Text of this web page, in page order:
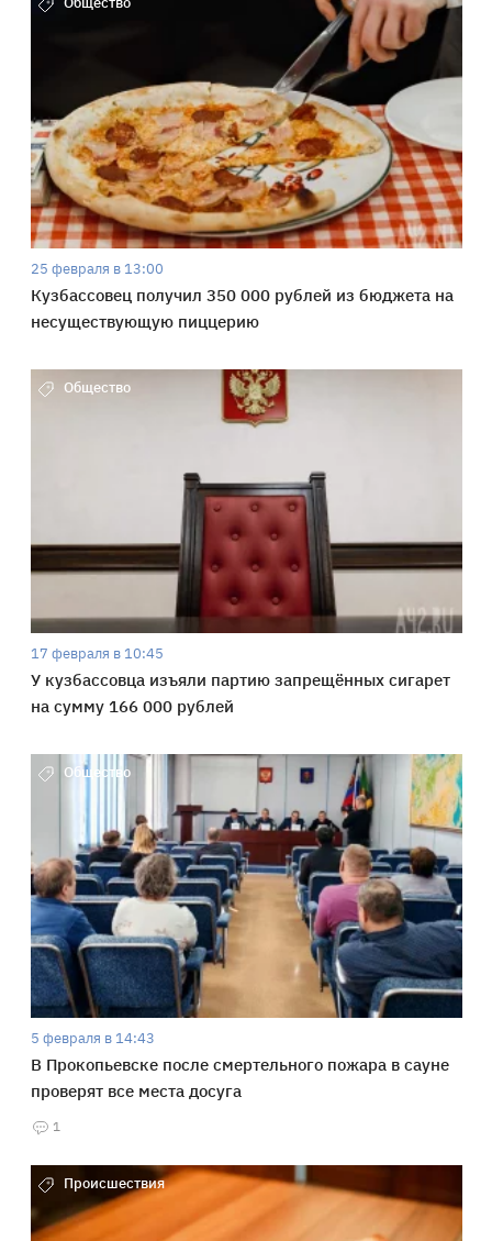
25 февраля в 13:00
Кузбассовец получил 350 000 рублей из бюджета на
несуществующую пиццерию
Общество
17 февраля в 10:45
У кузбассовца изъяли партию запрещённых сигарет
на сумму 166 000 рублей
Общество
5 февраля в 14:43
В Прокопьевске после смертельного пожара в сауне
проверят все места досуга
1
Происшествия